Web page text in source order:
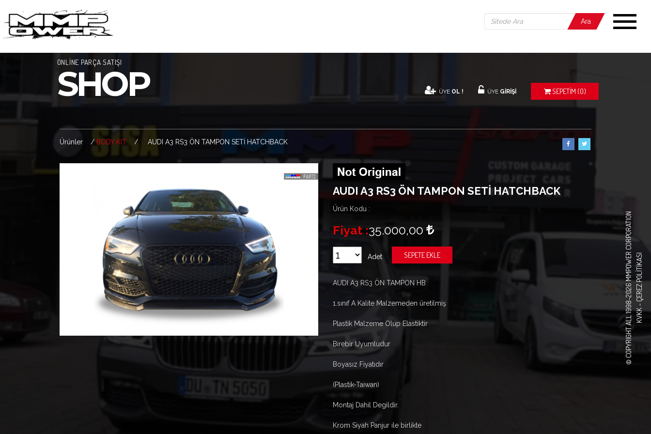
Ara
© COPYRIGHT ALL 1998-2026 MMPOWER CORPORATIONKVKK -
ÇEREZ POLITIKASI
ONLİNE PARÇA SATIŞI
SHOP SEPETIM (0)
ÜYE GİRİŞİ
ÜYE OL !
Ürünler / BODY KIT/ AUDI A3 RS3 ÖN TAMPON SETİ HATCHBACK
AUDI A3 RS3 ÖN TAMPON SETİ HATCHBACK
Ürün Kodu :
Fiyat :35.000,00
Adet SEPETE EKLE
AUDI A3 RS3 ÖN TAMPON HB
1.sınıf A Kalite Malzemeden üretilmiş
Plastik Malzeme Olup Elastiktir
Birebir Uyumludur
Boyasız Fiyatıdır
(Plastik-Taiwan)
Montaj Dahil Degildir.
Krom Siyah Panjur ile birlikte